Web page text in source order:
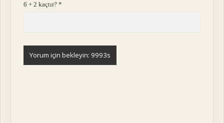
6 + 2 kaçtır?*